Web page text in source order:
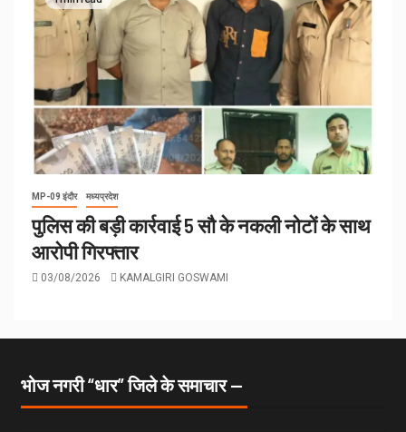
MP-09 इंदौर मध्यप्रदेश
पुलिस की बड़ी कार्रवाई 5 सौ के नकली नोटों के साथ
आरोपी गिरफ्तार
03/08/2026 KAMALGIRI GOSWAMI
भोज नगरी “धार” जिले के समाचार —